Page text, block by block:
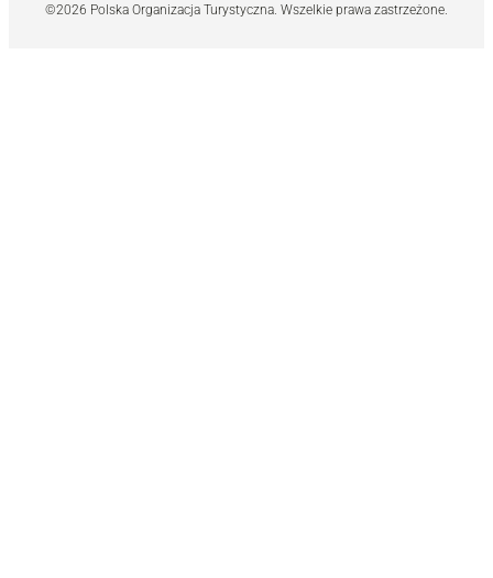
©2026 Polska Organizacja Turystyczna. Wszelkie prawa zastrzeżone.